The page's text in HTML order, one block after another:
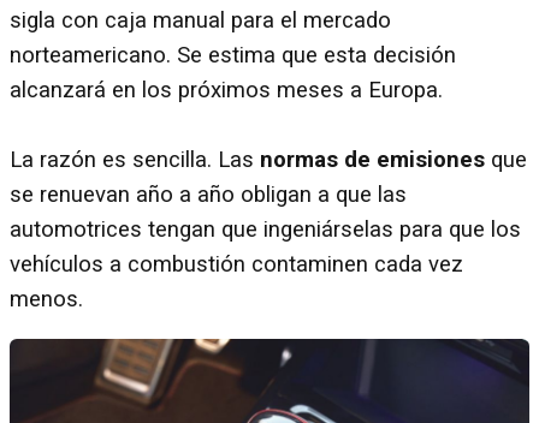
sigla con caja manual para el mercado
norteamericano. Se estima que esta decisión
alcanzará en los próximos meses a Europa.
La razón es sencilla. Las normas de emisiones que
se renuevan año a año obligan a que las
automotrices tengan que ingeniárselas para que los
vehículos a combustión contaminen cada vez
menos.